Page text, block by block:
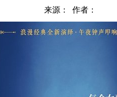
来源： 作者：